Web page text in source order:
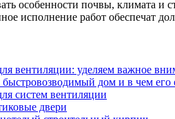
особенности почвы, климата и
исполнение работ обеспечат
вентиляции: уделяем важное
быстровозводимый дом и в чем
систем вентиляции
двери